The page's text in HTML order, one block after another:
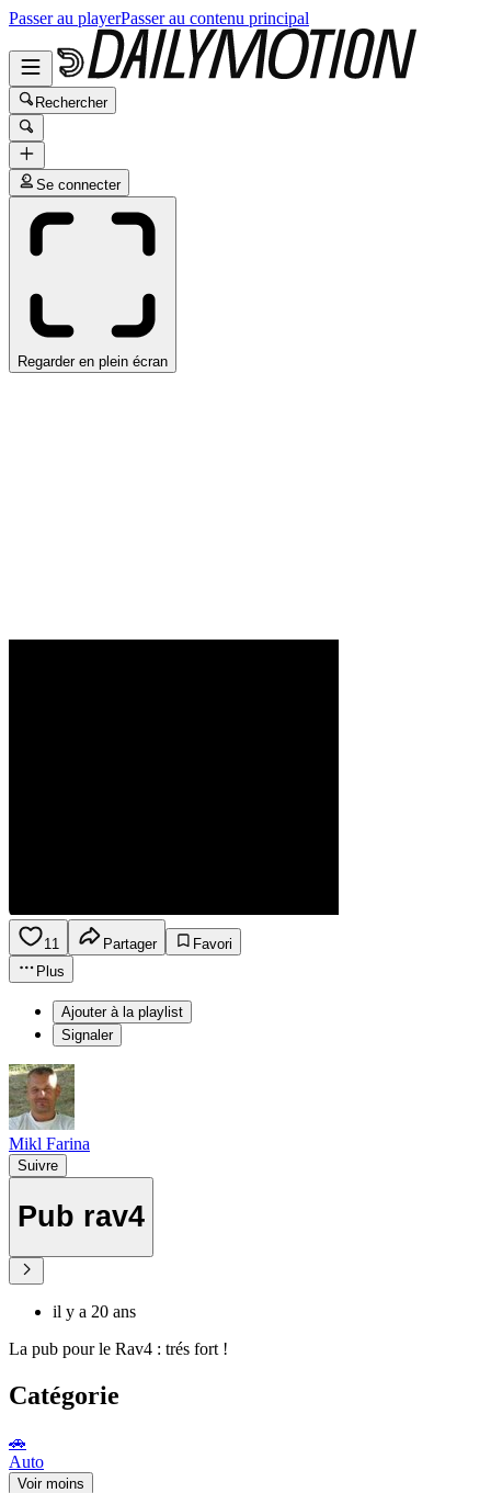
Passer au playerPasser au contenu principal
Rechercher
Se connecter
Regarder en plein écran
11 Partager
Favori
Plus
Ajouter à la playlist
Signaler
Mikl Farina
Suivre
Pub rav4
il y a 20 ans
La pub pour le Rav4 : trés fort !
Catégorie
🚗
Auto
Voir moins